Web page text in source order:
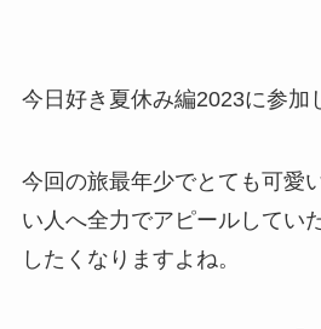
今日好き夏休み編2023に参加
今回の旅最年少でとても可愛
い人へ全力でアピールしてい
したくなりますよね。